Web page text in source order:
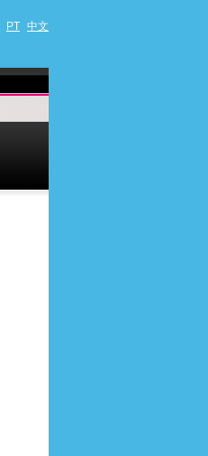
PT 中文